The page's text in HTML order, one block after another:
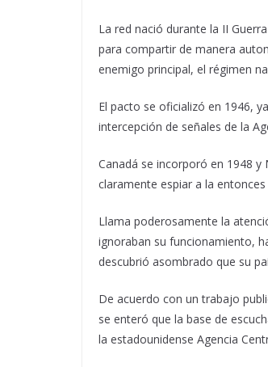
La red nació durante la II
para compartir de manera
enemigo principal, el régimen
El pacto se oficializó en 1946,
intercepción de señales de la
Canadá se incorporó en 1948
claramente espiar a la
Llama poderosamente la
ignoraban su funcionamiento,
descubrió asombrado que su
De acuerdo con un trabajo
se enteró que la base de
la estadounidense Agencia